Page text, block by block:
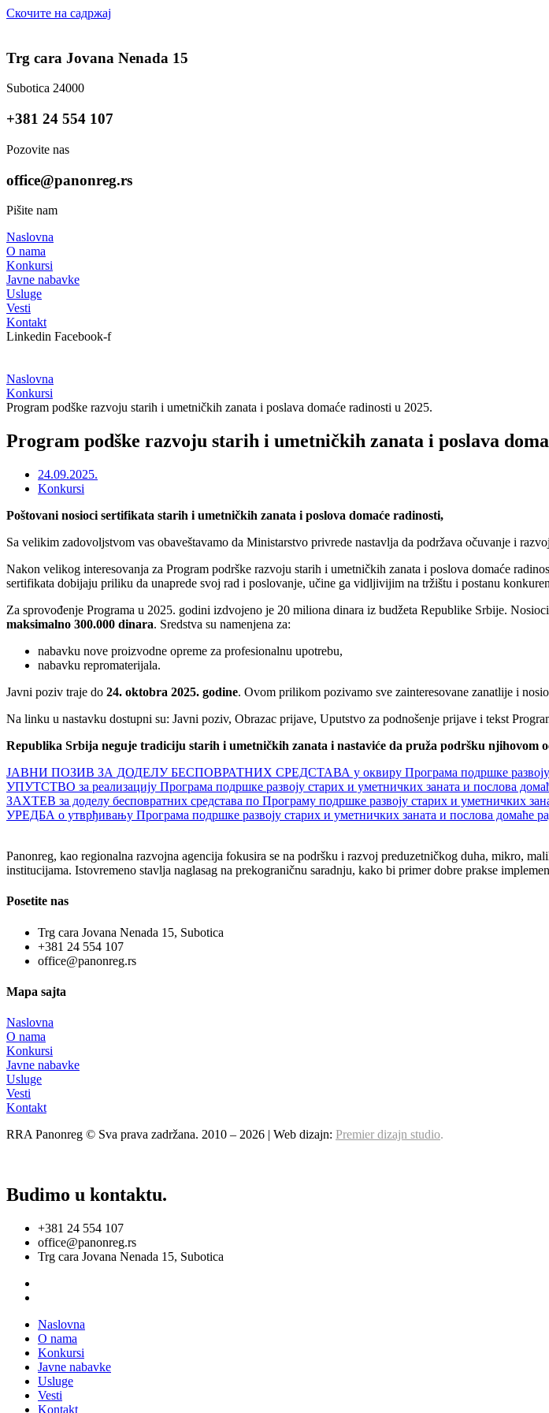
Скочите на садржај
Trg cara Jovana Nenada 15
Subotica 24000
+381 24 554 107
Pozovite nas
office@panonreg.rs
Pišite nam
Naslovna
O nama
Konkursi
Javne nabavke
Usluge
Vesti
Kontakt
Linkedin Facebook-f
Naslovna
Konkursi
Program podške razvoju starih i umetničkih zanata i poslava domaće radinosti u 2025.
Program podške razvoju starih i umetničkih zanata i poslava
24.09.2025.
Konkursi
Poštovani nosioci sertifikata starih i umetničkih zanata i poslova domaće radinosti,
Sa velikim zadovoljstvom vas obaveštavamo da Ministarstvo privrede nastavlja da podržava očuvanje i
Nakon velikog interesovanja za Program podrške razvoju starih i umetničkih zanata i poslova domaće
sertifikata dobijaju priliku da unaprede svoj rad i poslovanje, učine ga vidljivijim na tržištu i postanu
Za sprovođenje Programa u 2025. godini izdvojeno je 20 miliona dinara iz budžeta Republike Srbije.
maksimalno 300.000 dinara. Sredstva su namenjena za:
nabavku nove proizvodne opreme za profesionalnu upotrebu,
nabavku repromaterijala.
Javni poziv traje do 24. oktobra 2025. godine. Ovom prilikom pozivamo sve zainteresovane zanatlije i
Na linku u nastavku dostupni su: Javni poziv, Obrazac prijave, Uputstvo za podnošenje prijave i tekst
Republika Srbija neguje tradiciju starih i umetničkih zanata i nastaviće da pruža podršku njihovom
ЈАВНИ ПОЗИВ ЗА ДОДЕЛУ БЕСПОВРАТНИХ СРЕДСТАВА у оквиру Програма подршке развоју
УПУТСТВО за реализацију Програма подршке развоју старих и уметничких заната и
ЗАХТЕВ за доделу бесповратних средстава по Програму подршке развоју старих и уметничких
УРЕДБА о утврђивању Програма подршке развоју старих и уметничких заната и послова домаће
Panonreg, kao regionalna razvojna agencija fokusira se na podršku i razvoj preduzetničkog duha, mikro,
institucijama. Istovremeno stavlja naglasag na prekograničnu saradnju, kako bi primer dobre prakse
Posetite nas
Trg cara Jovana Nenada 15, Subotica
+381 24 554 107
office@panonreg.rs
Mapa sajta
Naslovna
O nama
Konkursi
Javne nabavke
Usluge
Vesti
Kontakt
RRA Panonreg © Sva prava zadržana. 2010 – 2026 | Web dizajn: Premier dizajn studio.
Budimo u kontaktu.
+381 24 554 107
office@panonreg.rs
Trg cara Jovana Nenada 15, Subotica
Naslovna
O nama
Konkursi
Javne nabavke
Usluge
Vesti
Kontakt